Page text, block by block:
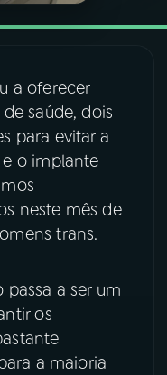
a oferecer
saúde, dois
para evitar a
o implante
neste mês de
trans.
a ser um
os
a maioria